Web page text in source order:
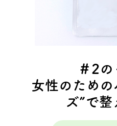
＃2の
女性のための
ズ”で